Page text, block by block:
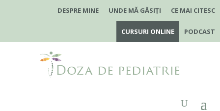
DESPRE MINE UNDE MĂ GĂSIȚI CE MAI CITESC
CURSURI ONLINE PODCAST